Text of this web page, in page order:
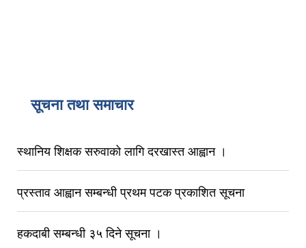
सूचना तथा समाचार
स्थानिय शिक्षक सरुवाको लागि दरखास्त आह्वान ।
प्रस्ताव आह्वान सम्बन्धी प्रथम पटक प्रकाशित सूचना
हकदाबी सम्बन्धी ३५ दिने सूचना ।